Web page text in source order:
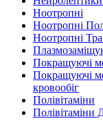
Ноотропні
Ноотропні
Ноотропні
Покращуючі
Покращуючі
кровообіг
Полівітаміни